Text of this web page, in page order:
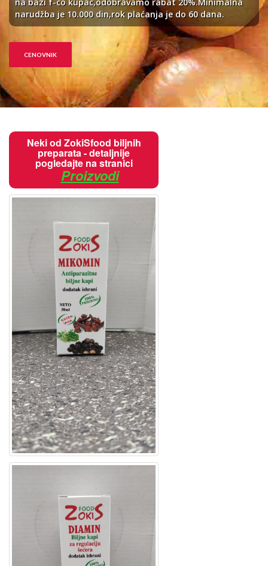
narudžba je 10.000 din,rok plaćanja je do 60 dana.
CENOVNIK
Neki od ZokiSfood biljnih
preparata - detaljnije
pogledajte na stranici
Proizvodi